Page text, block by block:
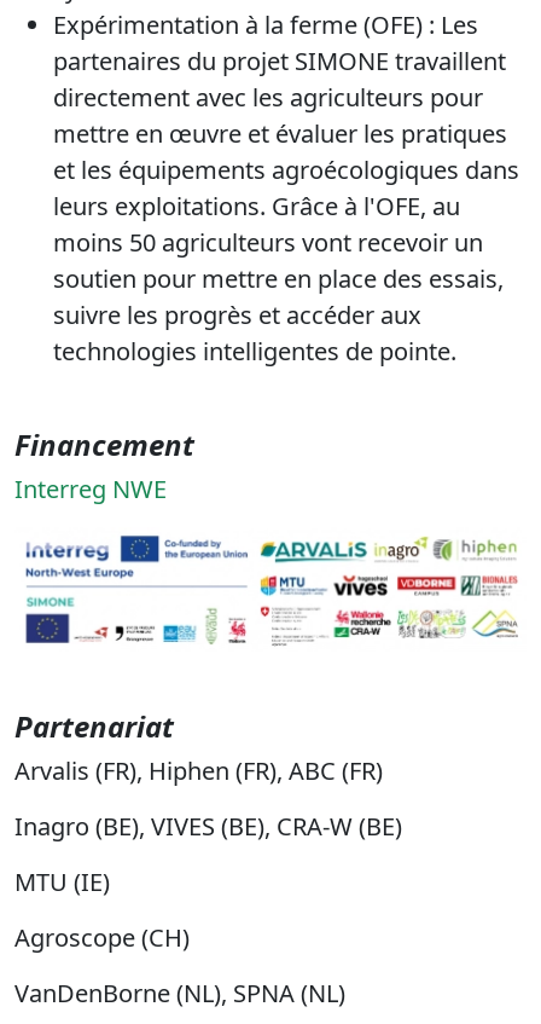
Expérimentation à la ferme (OFE) : Les
partenaires du projet SIMONE travaillent
directement avec les agriculteurs pour
mettre en œuvre et évaluer les pratiques
et les équipements agroécologiques dans
leurs exploitations. Grâce à l'OFE, au
moins 50 agriculteurs vont recevoir un
soutien pour mettre en place des essais,
suivre les progrès et accéder aux
technologies intelligentes de pointe.
Financement
Interreg NWE
Partenariat
Arvalis (FR), Hiphen (FR), ABC (FR)
Inagro (BE), VIVES (BE), CRA-W (BE)
MTU (IE)
Agroscope (CH)
VanDenBorne (NL), SPNA (NL)